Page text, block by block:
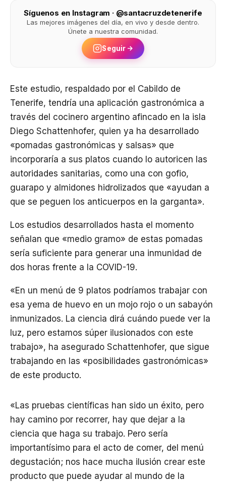
Síguenos en Instagram · @santacruzdetenerife
Las mejores imágenes del día, en vivo y desde dentro.
Únete a nuestra comunidad.
Seguir
Este estudio, respaldado por el Cabildo de
Tenerife, tendría una aplicación gastronómica a
través del cocinero argentino afincado en la isla
Diego Schattenhofer, quien ya ha desarrollado
«pomadas gastronómicas y salsas» que
incorporaría a sus platos cuando lo autoricen las
autoridades sanitarias, como una con gofio,
guarapo y almidones hidrolizados que «ayudan a
que se peguen los anticuerpos en la garganta».
Los estudios desarrollados hasta el momento
señalan que «medio gramo» de estas pomadas
sería suficiente para generar una inmunidad de
dos horas frente a la COVID-19.
«En un menú de 9 platos podríamos trabajar con
esa yema de huevo en un mojo rojo o un sabayón
inmunizados. La ciencia dirá cuándo puede ver la
luz, pero estamos súper ilusionados con este
trabajo», ha asegurado Schattenhofer, que sigue
trabajando en las «posibilidades gastronómicas»
de este producto.
«Las pruebas científicas han sido un éxito, pero
hay camino por recorrer, hay que dejar a la
ciencia que haga su trabajo. Pero sería
importantísimo para el acto de comer, del menú
degustación; nos hace mucha ilusión crear este
producto que puede ayudar al mundo de la